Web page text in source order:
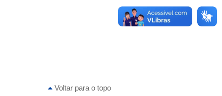
Voltar para o topo